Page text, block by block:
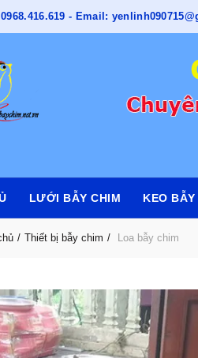
- Email:
LƯỚI BẪY CHIM KEO BẪY
Thiết bị bẫy chim Loa bẫy chim